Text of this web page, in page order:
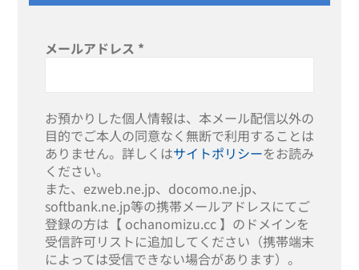
メールアドレス *
お預かりした個人情報は、本メール配信以外の
目的でご本人の同意なく無断で利用することは
ありません。詳しくはサイトポリシーをお読み
ください。
また、ezweb.ne.jp、docomo.ne.jp、
softbank.ne.jp等の携帯メールアドレスにてご
登録の方は【 ochanomizu.cc 】のドメインを
受信許可リストに追加してください（携帯端末
によっては受信できない場合があります）。